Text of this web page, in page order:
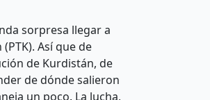
sorpresa llegar a
Así que de
de Kurdistán, de
de dónde salieron
un poco. La lucha,